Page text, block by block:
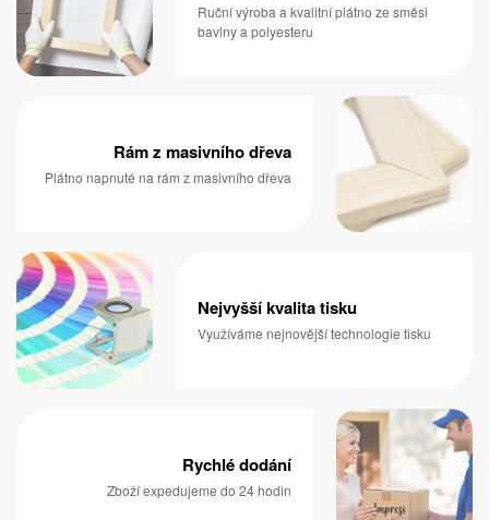
Ruční výroba a kvalitní plátno ze směsi
bavlny a polyesteru
Rám z masivního dřeva
Plátno napnuté na rám z masivního dřeva
Nejvyšší kvalita tisku
Využíváme nejnovější technologie tisku
Rychlé dodání
Zboží expedujeme do 24 hodin